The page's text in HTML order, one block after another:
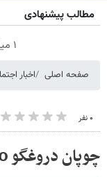
مطالب پیشنهادی
۱ میلیارد اعتبار خرید طلا | بدون ضامن و چک
صفحه اصلی اخبار
۰ نفر
چوپان دروغگو 1800 سکه‌ی تقلبی را فروخت